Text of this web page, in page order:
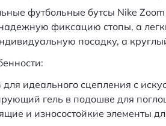
футбольные бутсы Nike
фиксацию стопы, а
посадку, а
идеального сцепления с
гель в подошве для
и износостойкие элементы